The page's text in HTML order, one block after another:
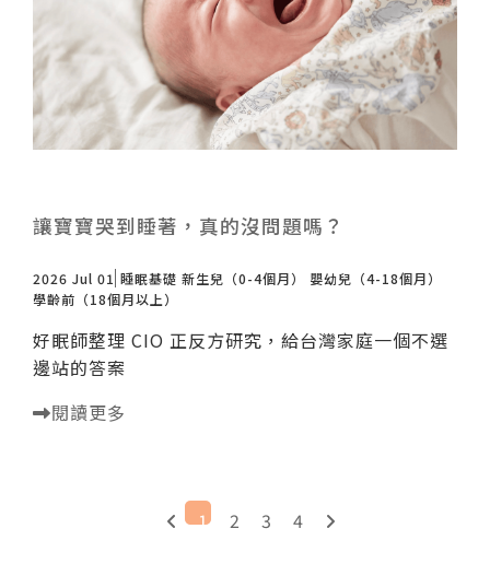
讓寶寶哭到睡著，真的沒問題嗎？
2026 Jul 01 睡眠基礎 新生兒（0-4個月）
嬰幼兒（4-18個月）
學齡前（18個月以上）
好眠師整理 CIO 正反方研究，給台灣家庭一個不選
邊站的答案
閱讀更多
1 2 3 4